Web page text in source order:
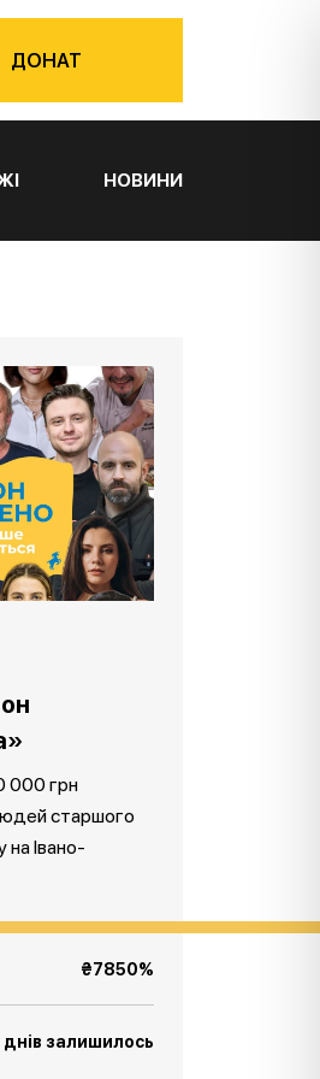
ДОНАТ
НОВИНИ
000 грн
старшого
на Івано-
₴7850%
днів залишилось